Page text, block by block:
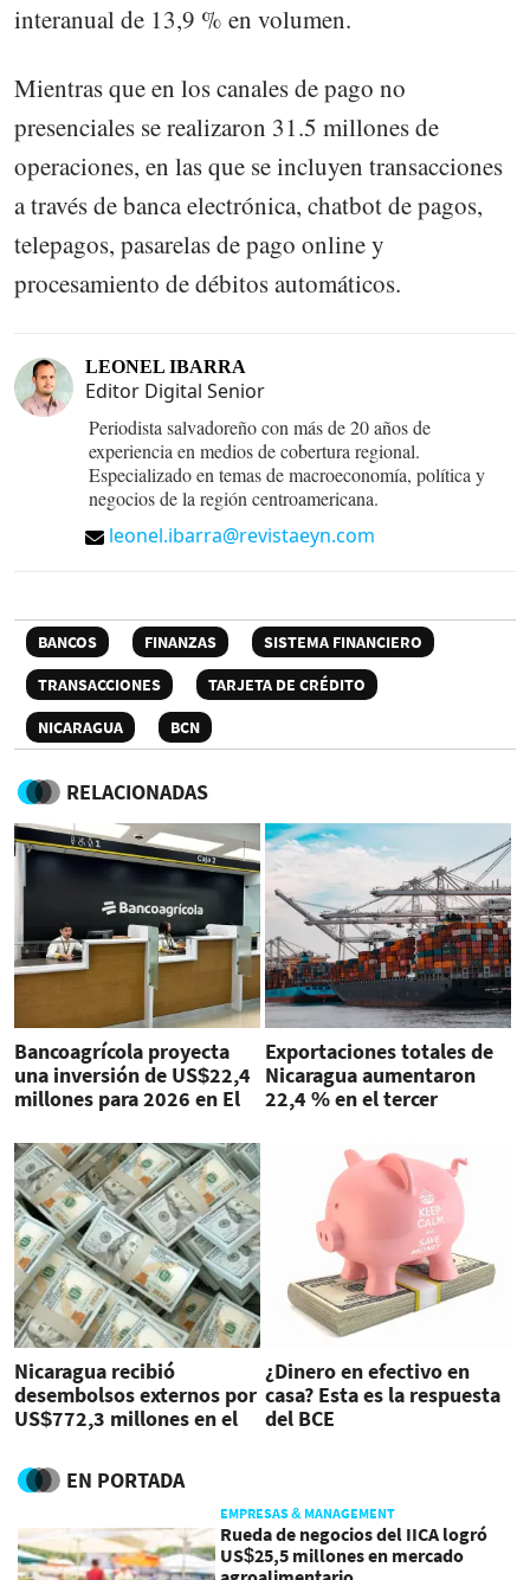
interanual de 13,9 % en volumen.
Mientras que en los canales de pago no
presenciales se realizaron 31.5 millones de
operaciones, en las que se incluyen transacciones
a través de banca electrónica, chatbot de pagos,
telepagos, pasarelas de pago online y
procesamiento de débitos automáticos.
LEONEL IBARRA
Editor Digital Senior
Periodista salvadoreño con más de 20 años de
experiencia en medios de cobertura regional.
Especializado en temas de macroeconomía, política y
negocios de la región centroamericana.
leonel.ibarra@revistaeyn.com
BANCOS FINANZAS
SISTEMA FINANCIERO
TRANSACCIONES
TARJETA DE CRÉDITO
NICARAGUA
BCN
RELACIONADAS
Bancoagrícola proyecta
una inversión de US$22,4
millones para 2026 en El
Exportaciones totales de
Nicaragua aumentaron
22,4 % en el tercer
Nicaragua recibió
desembolsos externos por
US$772,3 millones en el
¿Dinero en efectivo en
casa? Esta es la respuesta
del BCE
EN PORTADA
EMPRESAS & MANAGEMENT
Rueda de negocios del IICA logró
US$25,5 millones en mercado